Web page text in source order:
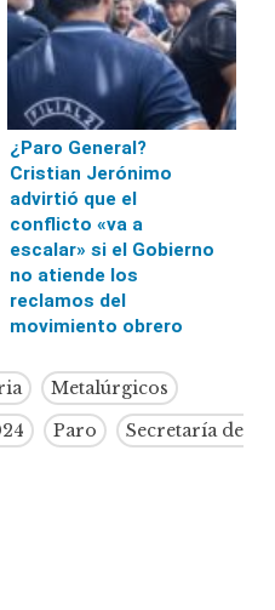
¿Paro General?
Cristian Jerónimo
advirtió que el
conflicto «va a
escalar» si el Gobierno
no atiende los
reclamos del
movimiento obrero
Metalúrgicos
Paro
Secretaría de